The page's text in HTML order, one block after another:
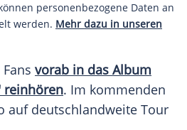
personenbezogene Daten an
werden. Mehr dazu in unseren
vorab in das Album
reinhören. Im kommenden
auf deutschlandweite Tour